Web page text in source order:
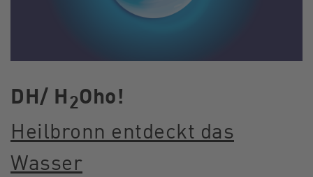
DH/ H2Oho!
Heilbronn entdeckt das
Wasser